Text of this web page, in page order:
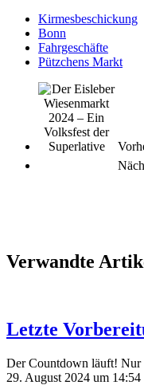
Kirmesbeschickung
Bonn
Fahrgeschäfte
Pützchens Markt
Verwandte
Letzte
Der Countdown läuft! Nur
29. August 2024 um 14:54